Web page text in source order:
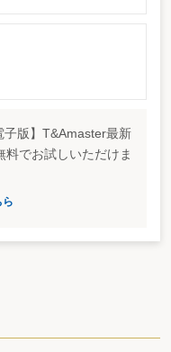
が、ストック・オプションを
るのかという点である。そこ
プションに関して相談された
ばいい？
る。一時所得と給与所得、どち
、納税者にとっては悩ましい
版】T&Amaster最新
でお試しいただけま